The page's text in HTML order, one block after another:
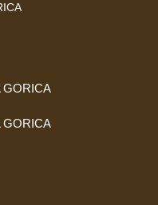
GORICA
GORICA